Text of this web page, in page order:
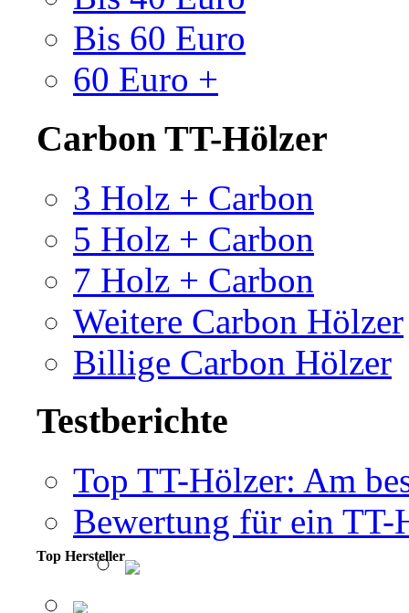
Bis 60 Euro
60 Euro +
Carbon TT-Hölzer
3 Holz + Carbon
5 Holz + Carbon
7 Holz + Carbon
Weitere Carbon Hölzer
Billige Carbon Hölzer
Testberichte
Top TT-Hölzer: Am
Bewertung für ein TT-
Top Hersteller